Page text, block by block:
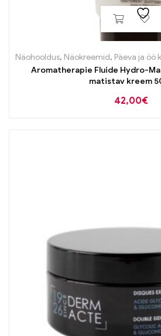
Näohooldus, Näokreemid, Päeva ja öö
Aromatherapie Fluide Hydro-
matistav kreem
42,00€